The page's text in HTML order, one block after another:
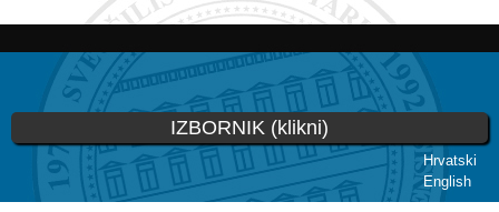
Skip to
content
Hrvatski
English
IZBORNIK (klikni)